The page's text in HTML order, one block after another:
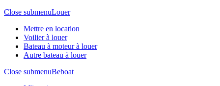
Close submenuLouer
Mettre en location
Voilier à louer
Bateau à moteur à louer
Autre bateau à louer
Close submenuBeboat